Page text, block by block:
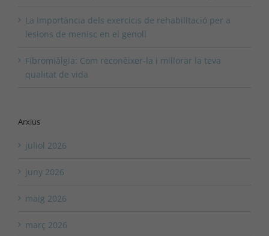
La importància dels exercicis de rehabilitació per a
lesions de menisc en el genoll
Fibromiàlgia: Com reconèixer-la i millorar la teva
qualitat de vida
Arxius
juliol 2026
juny 2026
maig 2026
març 2026